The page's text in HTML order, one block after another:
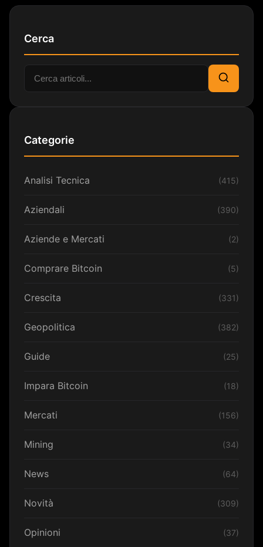
Cerca
Cerca:
Cerca
Categorie
Analisi Tecnica (415)
Aziendali (390)
Aziende e Mercati (2)
Comprare Bitcoin (5)
Crescita (331)
Geopolitica (382)
Guide (25)
Impara Bitcoin (18)
Mercati (156)
Mining (34)
News (64)
Novità (309)
Opinioni (37)